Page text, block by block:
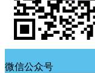
微信公众号